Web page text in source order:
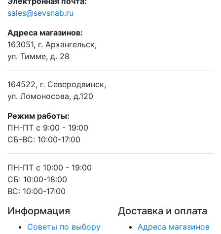
sales@sevsnab.ru
Адреса магазинов:
163051, г. Архангельск,
ул. Тимме, д. 28
164522, г. Северодвинск,
ул. Ломоносова, д.120
Режим работы:
ПН-ПТ с 9:00 - 19:00
СБ-ВС: 10:00-17:00
ПН-ПТ с 10:00 - 19:00
СБ: 10:00-18:00
ВС: 10:00-17:00
Информация
Советы по выбору
Доставка и оплата
Адреса магазинов